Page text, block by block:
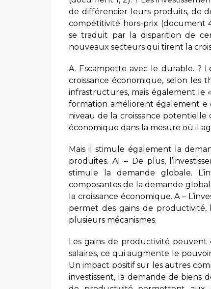
de différencier leurs produits, de
compétitivité hors-prix (document
se traduit par la disparition de
nouveaux secteurs qui tirent la
A. Escampette avec le durable. ?
croissance économique, selon les
infrastructures, mais également le
formation améliorent également e
niveau de la croissance potentielle
économique dans la mesure où il
Mais il stimule également la
produites. AI – De plus,
stimule la demande globale.
composantes de la demande
la croissance économique. A –
permet des gains de productivité,
plusieurs mécanismes.
Les gains de productivité
salaires, ce qui augmente le
Un impact positif sur les autres
investissent, la demande de biens